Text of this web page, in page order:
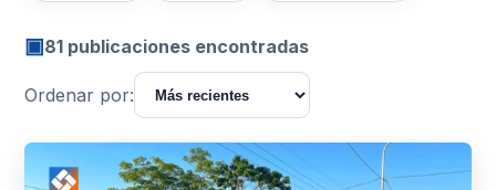
▣81 publicaciones encontradas
Ordenar por: